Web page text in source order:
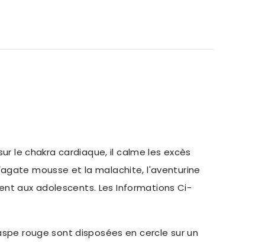
le chakra cardiaque, il calme les excès
mousse et la malachite, l'aventurine
aux adolescents. Les Informations Ci-
rouge sont disposées en cercle sur un